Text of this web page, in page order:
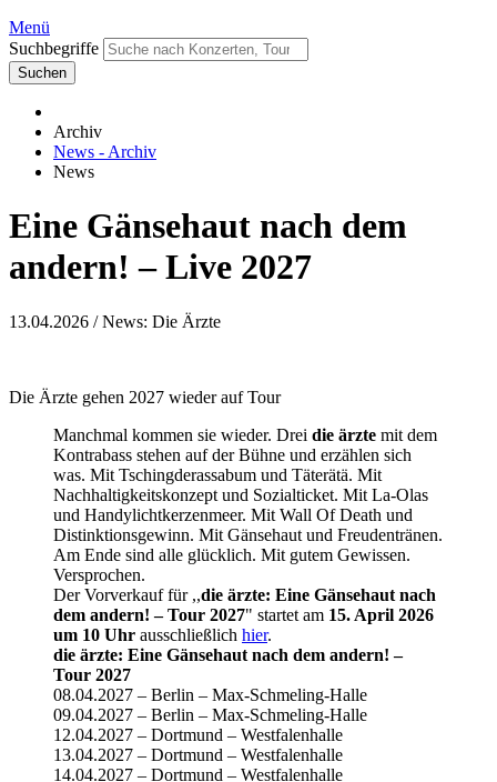
Menü
Suchbegriffe
Suchen
Archiv
News - Archiv
News
Eine Gänsehaut nach dem
andern! – Live 2027
13.04.2026 / News: Die Ärzte
Die Ärzte gehen 2027 wieder auf Tour
Manchmal kommen sie wieder. Drei die ärzte mit dem
Kontrabass stehen auf der Bühne und erzählen sich
was. Mit Tschingderassabum und Täterätä. Mit
Nachhaltigkeitskonzept und Sozialticket. Mit La-Olas
und Handylichtkerzenmeer. Mit Wall Of Death und
Distinktionsgewinn. Mit Gänsehaut und Freudentränen.
Am Ende sind alle glücklich. Mit gutem Gewissen.
Versprochen.
Der Vorverkauf für ,,die ärzte: Eine Gänsehaut nach
dem andern! – Tour 2027" startet am 15. April 2026
um 10 Uhr ausschließlich hier.
die ärzte: Eine Gänsehaut nach dem andern! –
Tour 2027
08.04.2027 – Berlin – Max-Schmeling-Halle
09.04.2027 – Berlin – Max-Schmeling-Halle
12.04.2027 – Dortmund – Westfalenhalle
13.04.2027 – Dortmund – Westfalenhalle
14.04.2027 – Dortmund – Westfalenhalle